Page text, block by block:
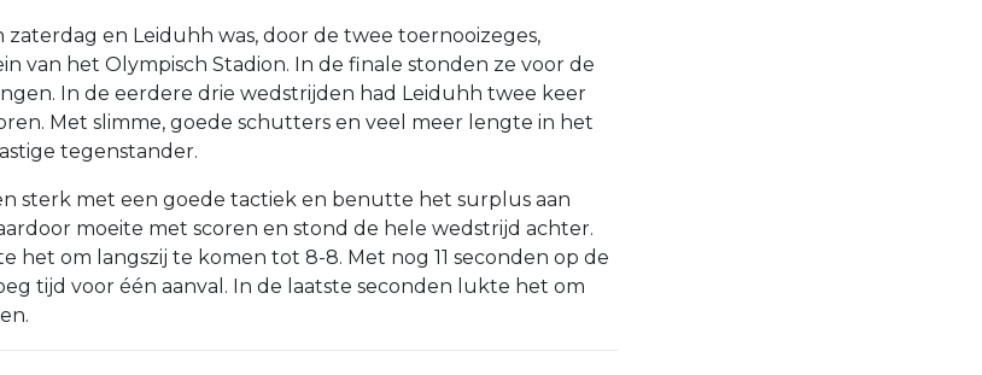
en Leiduhh was, door de twee toernooizeges,
van het Olympisch Stadion. In de finale stonden ze voor de
In de eerdere drie wedstrijden had Leiduhh twee keer
Met slimme, goede schutters en veel meer lengte in het
tegenstander.
sterk met een goede tactiek en benutte het surplus aan
moeite met scoren en stond de hele wedstrijd achter.
het om langszij te komen tot 8-8. Met nog 11 seconden op de
tijd voor één aanval. In de laatste seconden lukte het om